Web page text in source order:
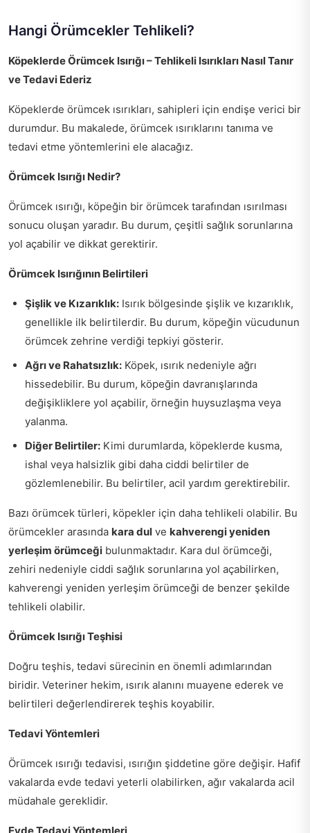
Hangi Örümcekler Tehlikeli?
Köpeklerde Örümcek Isırığı – Tehlikeli Isırıkları Nasıl Tanır
ve Tedavi Ederiz
Köpeklerde örümcek ısırıkları, sahipleri için endişe verici bir
durumdur. Bu makalede, örümcek ısırıklarını tanıma ve
tedavi etme yöntemlerini ele alacağız.
Örümcek Isırığı Nedir?
Örümcek ısırığı, köpeğin bir örümcek tarafından ısırılması
sonucu oluşan yaradır. Bu durum, çeşitli sağlık sorunlarına
yol açabilir ve dikkat gerektirir.
Örümcek Isırığının Belirtileri
Şişlik ve Kızarıklık: Isırık bölgesinde şişlik ve kızarıklık,
genellikle ilk belirtilerdir. Bu durum, köpeğin vücudunun
örümcek zehrine verdiği tepkiyi gösterir.
Ağrı ve Rahatsızlık: Köpek, ısırık nedeniyle ağrı
hissedebilir. Bu durum, köpeğin davranışlarında
değişikliklere yol açabilir, örneğin huysuzlaşma veya
yalanma.
Diğer Belirtiler: Kimi durumlarda, köpeklerde kusma,
ishal veya halsizlik gibi daha ciddi belirtiler de
gözlemlenebilir. Bu belirtiler, acil yardım gerektirebilir.
Bazı örümcek türleri, köpekler için daha tehlikeli olabilir. Bu
örümcekler arasında kara dul ve kahverengi yeniden
yerleşim örümceği bulunmaktadır. Kara dul örümceği,
zehiri nedeniyle ciddi sağlık sorunlarına yol açabilirken,
kahverengi yeniden yerleşim örümceği de benzer şekilde
tehlikeli olabilir.
Örümcek Isırığı Teşhisi
Doğru teşhis, tedavi sürecinin en önemli adımlarından
biridir. Veteriner hekim, ısırık alanını muayene ederek ve
belirtileri değerlendirerek teşhis koyabilir.
Tedavi Yöntemleri
Örümcek ısırığı tedavisi, ısırığın şiddetine göre değişir. Hafif
vakalarda evde tedavi yeterli olabilirken, ağır vakalarda acil
müdahale gereklidir.